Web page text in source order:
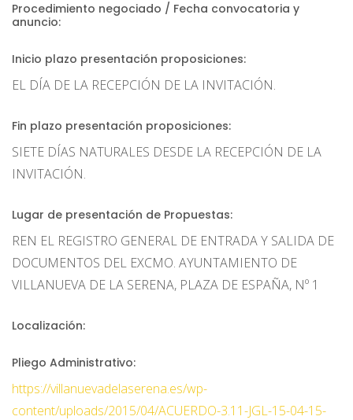
Procedimiento negociado / Fecha convocatoria y
anuncio:
Inicio plazo presentación proposiciones:
EL DÍA DE LA RECEPCIÓN DE LA INVITACIÓN.
Fin plazo presentación proposiciones:
SIETE DÍAS NATURALES DESDE LA RECEPCIÓN DE LA
INVITACIÓN.
Lugar de presentación de Propuestas:
REN EL REGISTRO GENERAL DE ENTRADA Y SALIDA DE
DOCUMENTOS DEL EXCMO. AYUNTAMIENTO DE
VILLANUEVA DE LA SERENA, PLAZA DE ESPAÑA, Nº 1
Localización:
Pliego Administrativo:
https://villanuevadelaserena.es/wp-
content/uploads/2015/04/ACUERDO-3.11-JGL-15-04-15-